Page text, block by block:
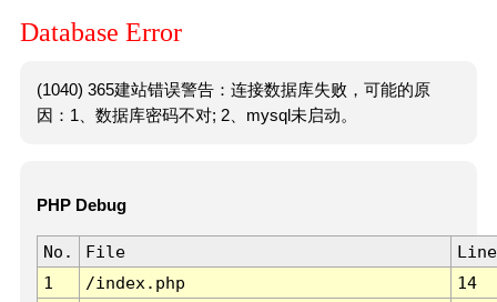
Database Error
(1040) 365建站错误警告：连接数据库失败，可能的原
因：1、数据库密码不对; 2、mysql未启动。
PHP Debug
No. File
Line
1
/index.php 14